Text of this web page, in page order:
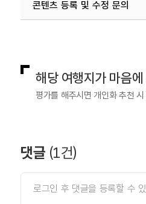
콘텐츠 등록 및 수정 문의
해당 여행지가 마음
평가를 해주시면 개인화 추천
댓글 (1건)